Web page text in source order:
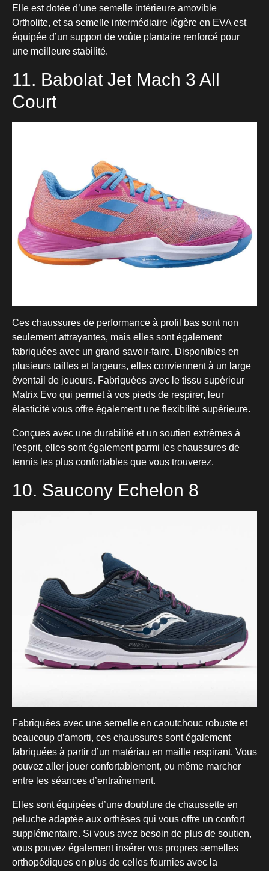
Elle est dotée d’une semelle intérieure amovible
Ortholite, et sa semelle intermédiaire légère en EVA est
équipée d’un support de voûte plantaire renforcé pour
une meilleure stabilité.
11. Babolat Jet Mach 3 All
Court
Ces chaussures de performance à profil bas sont non
seulement attrayantes, mais elles sont également
fabriquées avec un grand savoir-faire. Disponibles en
plusieurs tailles et largeurs, elles conviennent à un large
éventail de joueurs. Fabriquées avec le tissu supérieur
Matrix Evo qui permet à vos pieds de respirer, leur
élasticité vous offre également une flexibilité supérieure.
Conçues avec une durabilité et un soutien extrêmes à
l’esprit, elles sont également parmi les chaussures de
tennis les plus confortables que vous trouverez.
10. Saucony Echelon 8
Fabriquées avec une semelle en caoutchouc robuste et
beaucoup d’amorti, ces chaussures sont également
fabriquées à partir d’un matériau en maille respirant. Vous
pouvez aller jouer confortablement, ou même marcher
entre les séances d’entraînement.
Elles sont équipées d’une doublure de chaussette en
peluche adaptée aux orthèses qui vous offre un confort
supplémentaire. Si vous avez besoin de plus de soutien,
vous pouvez également insérer vos propres semelles
orthopédiques en plus de celles fournies avec la